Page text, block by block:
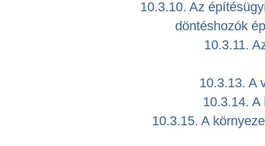
10.3.10. Az
döntéshozók
10.3.11.
10.3.13. A
10.3.14.
10.3.15. A